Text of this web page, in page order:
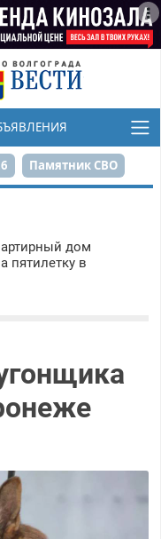
Памятник СВО
ЦПКиО
летчиков
дом
пятилетку в